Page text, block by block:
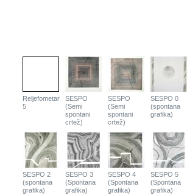
Reljefometar
5
SESPO
(Semi
spontani
crtež)
SESPO
(Semi
spontani
crtež)
SESPO 0
(spontana
grafika)
SESPO 2
(spontana
grafika)
SESPO 3
(Spontana
grafika)
SESPO 4
(Spontana
grafika)
SESPO 5
(Spontana
grafika)